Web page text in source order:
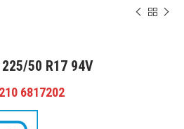
225/50 R17 94V
6817202